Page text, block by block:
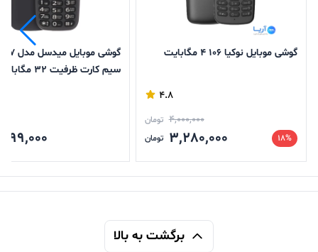
گوشی موبایل نوکیا 106 4 مگابایت
4.8
4,000,000 تومان
18%
3,280,000 تومان
سیم کارت ظرفیت
برگشت به بالا